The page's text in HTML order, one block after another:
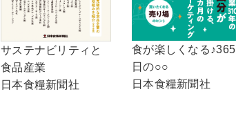
サステナビリティと
食品産業
日本食糧新聞社
食が楽しくなる♪365
日の○○
日本食糧新聞社